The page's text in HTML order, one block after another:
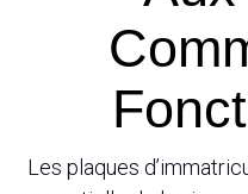
Les plaques